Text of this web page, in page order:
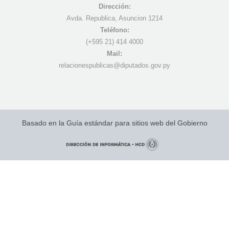
Dirección:
Avda. Republica, Asuncion 1214
Teléfono:
(+595 21) 414 4000
Mail:
relacionespublicas@diputados.gov.py
Basado en la Guía estándar para sitios web del Gobierno